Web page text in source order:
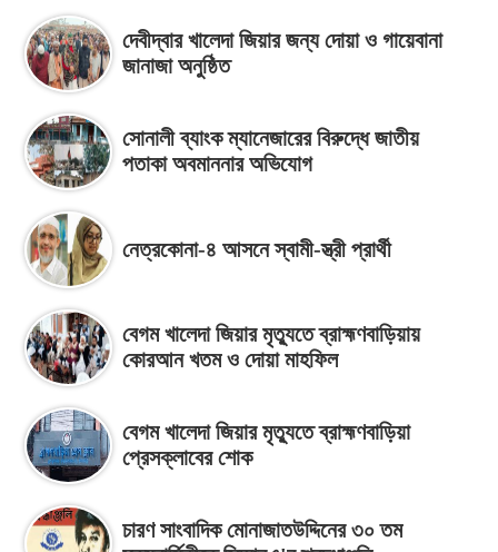
দেবীদ্বার খালেদা জিয়ার জন্য দোয়া ও গায়েবানা
জানাজা অনুষ্ঠিত
সোনালী ব্যাংক ম্যানেজারের বিরুদ্ধে জাতীয়
পতাকা অবমাননার অভিযোগ
নেত্রকোনা-৪ আসনে স্বামী-স্ত্রী প্রার্থী
বেগম খালেদা জিয়ার মৃত্যুতে ব্রাহ্মণবাড়িয়ায়
কোরআন খতম ও দোয়া মাহফিল
বেগম খালেদা জিয়ার মৃত্যুতে ব্রাহ্মণবাড়িয়া
প্রেসক্লাবের শোক
চারণ সাংবাদিক মোনাজাতউদ্দিনের ৩০ তম